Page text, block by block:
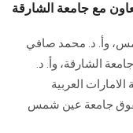
مع جامعة الشارقة
وأ. د. محمد صافي
الشارقة، وأ. د.
العربية
جامعة عين شمس